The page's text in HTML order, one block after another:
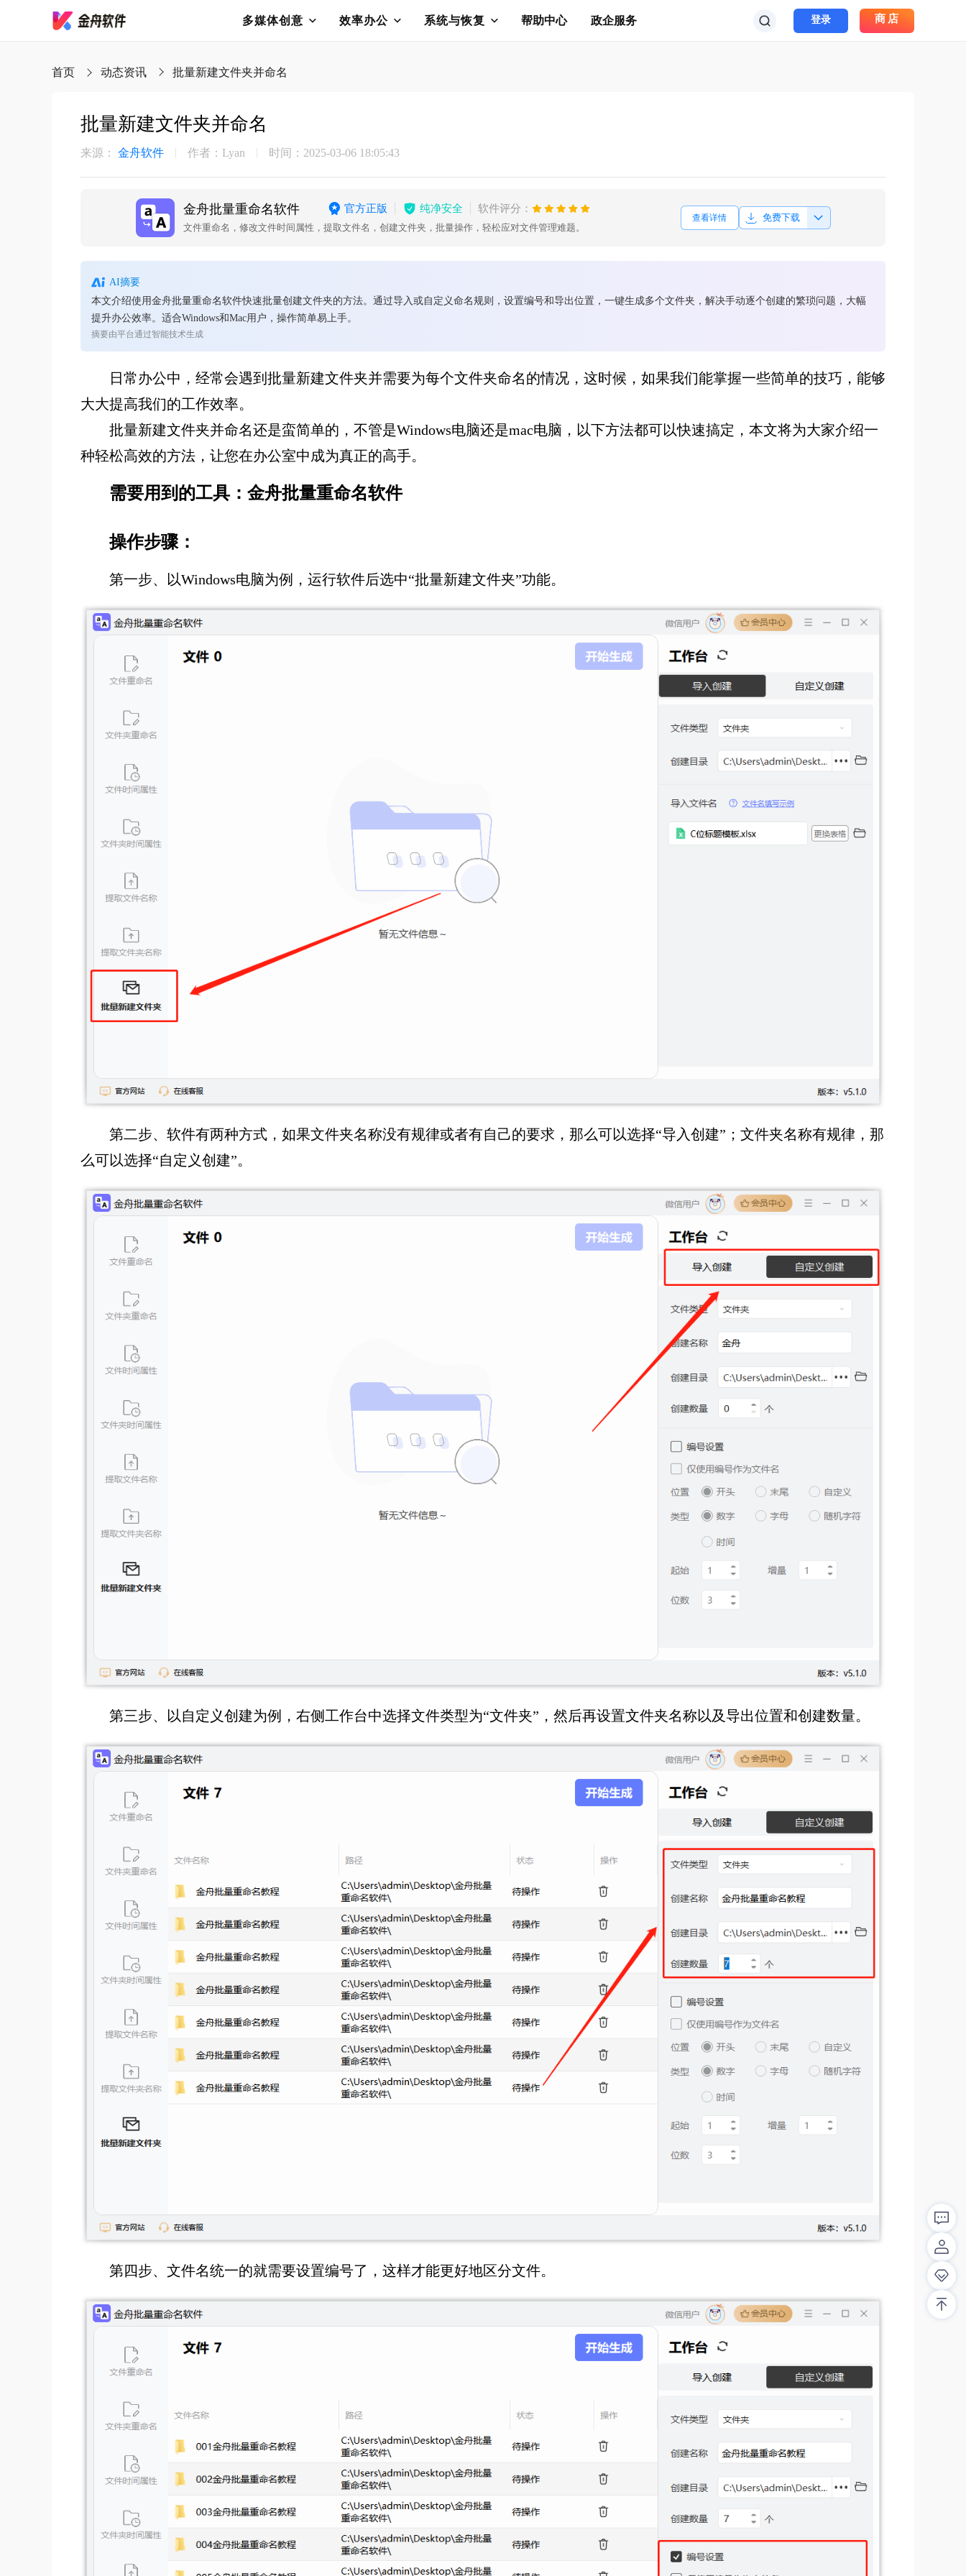
多媒体创意 效率办公 系统与恢复 帮助中心 政企服务 登录 商店
首页 动态资讯 批量新建文件夹并命名
批量新建文件夹并命名
来源： 金舟软件 作者：Lyan 时间：2025-03-06 18:05:43
金舟批量重命名软件 官方正版 纯净安全 软件评分：
文件重命名，修改文件时间属性，提取文件名，创建文件夹，批量操作，轻松应对文件管理难题。
查看详情 免费下载
AI摘要
本文介绍使用金舟批量重命名软件快速批量创建文件夹的方法。通过导入或自定义命名规则，设置编号和导出位置，一键生成多个文件夹，解决手动逐个创建的繁琐问题，大幅
提升办公效率。适合Windows和Mac用户，操作简单易上手。
摘要由平台通过智能技术生成
日常办公中，经常会遇到批量新建文件夹并需要为每个文件夹命名的情况，这时候，如果我们能掌握一些简单的技巧，能够
大大提高我们的工作效率。
批量新建文件夹并命名还是蛮简单的，不管是Windows电脑还是mac电脑，以下方法都可以快速搞定，本文将为大家介绍一
种轻松高效的方法，让您在办公室中成为真正的高手。
需要用到的工具： 金舟批量重命名软件
操作步骤：
第一步、以Windows电脑为例，运行软件后选中“批量新建文件夹”功能。
第二步、软件有两种方式，如果文件夹名称没有规律或者有自己的要求，那么可以选择“导入创建”；文件夹名称有规律，那
么可以选择“自定义创建”。
第三步、以自定义创建为例，右侧工作台中选择文件类型为“文件夹”，然后再设置文件夹名称以及导出位置和创建数量。
第四步、文件名统一的就需要设置编号了，这样才能更好地区分文件。